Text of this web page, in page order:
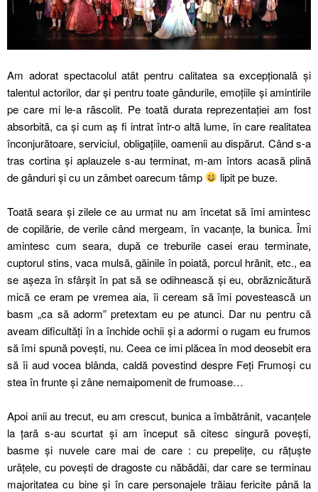
Am adorat spectacolul atât pentru calitatea sa excepțională şi
talentul actorilor, dar şi pentru toate gândurile, emoțiile şi amintirile
pe care mi le-a răscolit. Pe toată durata reprezentației am fost
absorbită, ca şi cum aş fi intrat într-o altă lume, în care realitatea
înconjurătoare, serviciul, obligațiile, oamenii au dispărut. Când s-a
tras cortina şi aplauzele s-au terminat, m-am întors acasă plină
de gânduri şi cu un zâmbet oarecum tâmp
lipit pe buze.
Toată seara şi zilele ce au urmat nu am încetat să îmi amintesc
de copilărie, de verile când mergeam, în vacanțe, la bunica. Îmi
amintesc cum seara, după ce treburile casei erau terminate,
cuptorul stins, vaca mulsă, găinile în poiată, porcul hrănit, etc., ea
se aşeza în sfârşit în pat să se odihnească şi eu, obrăznicătură
mică ce eram pe vremea aia, îi ceream să îmi povestească un
basm „ca să adorm” pretextam eu pe atunci. Dar nu pentru că
aveam dificultăți în a închide ochii şi a adormi o rugam eu frumos
să îmi spună poveşti, nu. Ceea ce imi plăcea în mod deosebit era
să îi aud vocea blânda, caldă povestind despre Feți Frumoşi cu
stea în frunte şi zâne nemaipomenit de frumoase…
Apoi anii au trecut, eu am crescut, bunica a îmbătrânit, vacanțele
la țară s-au scurtat şi am început să citesc singură poveşti,
basme şi nuvele care mai de care : cu prepelițe, cu rățuşte
urâțele, cu poveşti de dragoste cu năbădăi, dar care se terminau
majoritatea cu bine şi în care personajele trăiau fericite până la